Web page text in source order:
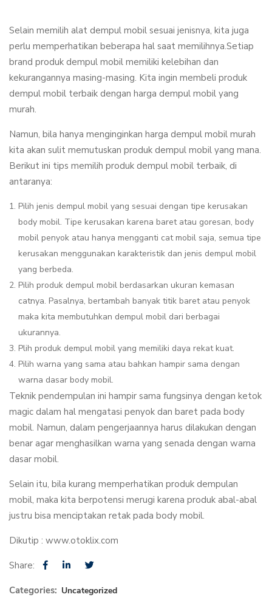
Selain memilih alat dempul mobil sesuai jenisnya, kita juga
perlu memperhatikan beberapa hal saat memilihnya.Setiap
brand produk dempul mobil memiliki kelebihan dan
kekurangannya masing-masing. Kita ingin membeli produk
dempul mobil terbaik dengan harga dempul mobil yang
murah.
Namun, bila hanya menginginkan harga dempul mobil murah
kita akan sulit memutuskan produk dempul mobil yang mana.
Berikut ini tips memilih produk dempul mobil terbaik, di
antaranya:
Pilih jenis dempul mobil yang sesuai dengan tipe kerusakan
body mobil. Tipe kerusakan karena baret atau goresan, body
mobil penyok atau hanya mengganti cat mobil saja, semua tipe
kerusakan menggunakan karakteristik dan jenis dempul mobil
yang berbeda.
Pilih produk dempul mobil berdasarkan ukuran kemasan
catnya. Pasalnya, bertambah banyak titik baret atau penyok
maka kita membutuhkan dempul mobil dari berbagai
ukurannya.
Plih produk dempul mobil yang memiliki daya rekat kuat.
Pilih warna yang sama atau bahkan hampir sama dengan
warna dasar body mobil.
Teknik pendempulan ini hampir sama fungsinya dengan ketok
magic dalam hal mengatasi penyok dan baret pada body
mobil. Namun, dalam pengerjaannya harus dilakukan dengan
benar agar menghasilkan warna yang senada dengan warna
dasar mobil.
Selain itu, bila kurang memperhatikan produk dempulan
mobil, maka kita berpotensi merugi karena produk abal-abal
justru bisa menciptakan retak pada body mobil.
Dikutip : www.otoklix.com
Share:
Categories: Uncategorized